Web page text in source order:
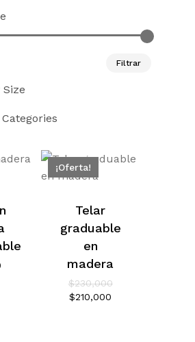
Filtrar
¡Oferta!
Telar
graduable
en
madera
$230,000El
$210,000